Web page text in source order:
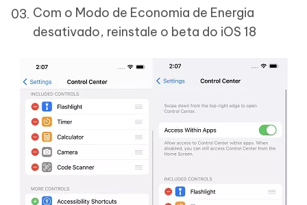
Com o Modo de Economia de Energia
desativado, reinstale o beta do iOS 18